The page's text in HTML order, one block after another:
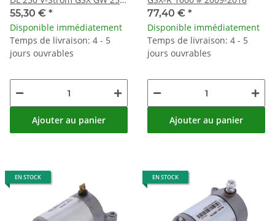
Inazuma
55,30 € *
Disponible immédiatement
Temps de livraison: 4 - 5
jours ouvrables
Ajouter au panier
77,40 € *
Disponible immédiatement
Temps de livraison: 4 - 5
jours ouvrables
Ajouter au panier
EN STOCK EN STOCK